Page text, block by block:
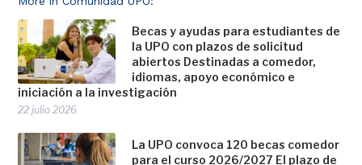
Becas y ayudas para estudiantes de
la UPO con plazos de solicitud
abiertos Destinadas a comedor,
idiomas, apoyo económico e
iniciación a la investigación
22 julio 2026
La UPO convoca 120 becas comedor
para el curso 2026/2027 El plazo de